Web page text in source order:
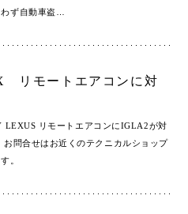
ず自動車盗
リモートエアコンに対
LEXUS リモートエアコンにIGLA2が対
お問合せはお近くのテクニカルショップ
。